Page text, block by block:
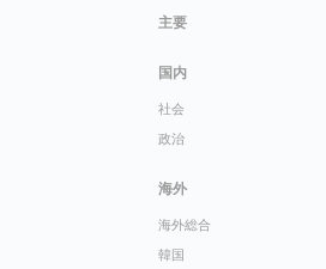
主要
国内
社会
政治
海外
海外総合
韓国